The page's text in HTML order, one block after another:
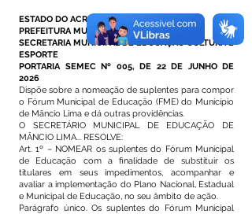
ESTADO DO ACRE
PREFEITURA MUNICIPAL DE MÂNCIO LIMA
SECRETARIA MUNICIPAL DE EDUCAÇÃO CULTURA E
ESPORTE
PORTARIA SEMEC Nº 005, DE 22 DE JUNHO DE
2026
Dispõe sobre a nomeação de suplentes para compor
o Fórum Municipal de Educação (FME) do Município
de Mâncio Lima e dá outras providências.
O SECRETÁRIO MUNICIPAL DE EDUCAÇÃO DE
MÂNCIO LIMA... RESOLVE:
Art. 1º – NOMEAR os suplentes do Fórum Municipal
de Educação com a finalidade de substituir os
titulares em seus impedimentos, acompanhar e
avaliar a implementação do Plano Nacional, Estadual
e Municipal de Educação, no seu âmbito de ação.
Parágrafo único. Os suplentes do Fórum Municipal